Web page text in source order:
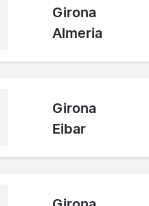
Girona
Almeria
Girona
Eibar